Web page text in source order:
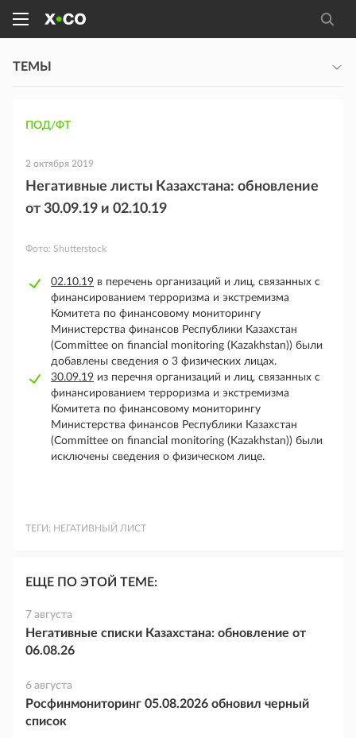
ТЕМЫ
ПОД/ФТ
2 октября 2019
Негативные листы Казахстана: обновление
от 30.09.19 и 02.10.19
Фото: Shutterstock
02.10.19 в перечень организаций и лиц, связанных с
финансированием терроризма и экстремизма
Комитета по финансовому мониторингу
Министерства финансов Республики Казахстан
(Committee on financial monitoring (Kazakhstan)) были
добавлены сведения о 3 физических лицах.
30.09.19 из перечня организаций и лиц, связанных с
финансированием терроризма и экстремизма
Комитета по финансовому мониторингу
Министерства финансов Республики Казахстан
(Committee on financial monitoring (Kazakhstan)) были
исключены сведения о физическом лице.
ТЕГИ: НЕГАТИВНЫЙ ЛИСТ
ЕЩЕ ПО ЭТОЙ ТЕМЕ:
7 августа
Негативные списки Казахстана: обновление от
06.08.26
6 августа
Росфинмониторинг 05.08.2026 обновил черный
список